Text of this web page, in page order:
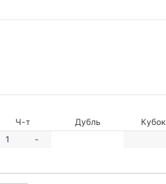
Ч-т Дубль Кубок
1 -